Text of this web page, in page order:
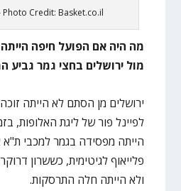
Photo Credit: Basket.co.il
מה היה אם הפועל חיפה
מול ירושלים בחצי גמר גביע
ירושלים מן הסתם לא הייתה
לפיינל פור של ליגת האלופות,
הייתה מפסידה בגמר למכבי
פלייאוף לגיטימית, כששרון
ולא הייתה חלה התרסקות.